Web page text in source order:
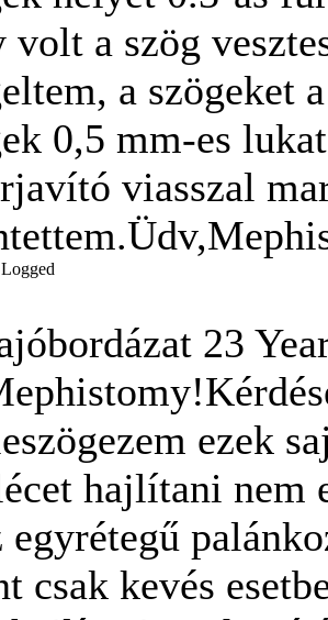
volt a szög
a szögeket
0,5 mm-es
viasszal
Logged
23
ezek
hajlítani nem
egyrétegű
csak kevés